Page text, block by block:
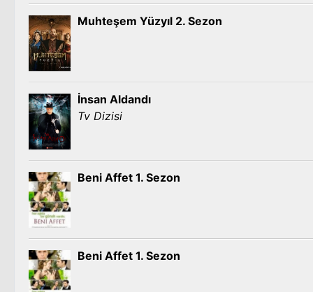
Muhteşem Yüzyıl 2. Sezon
İnsan Aldandı
Tv Dizisi
Beni Affet 1. Sezon
Beni Affet 1. Sezon